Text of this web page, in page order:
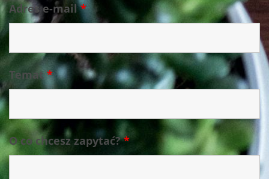
Adres e-mail*
Temat *
O co chcesz zapytać?*